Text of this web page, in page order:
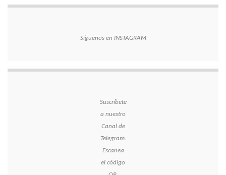
Síguenos en INSTAGRAM
Suscríbete
a nuestro
Canal de
Telegram.
Escanea
el código